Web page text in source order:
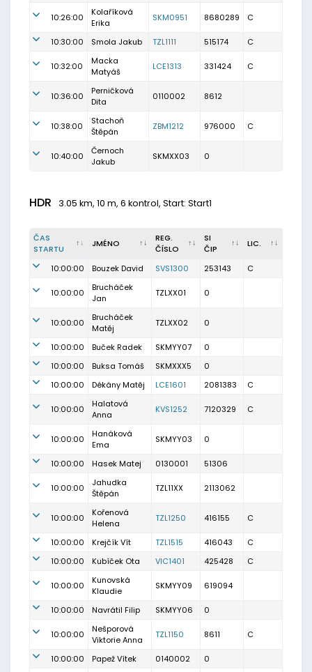
10:26:00
Kolaříková
Erika
SKM0951 8680289 C
10:30:00 Smola Jakub TZL1111 515174 C
10:32:00
Macka
Matyáš
LCE1313 331424 C
10:36:00
Perničková
Dita
0110002 8612
10:38:00
Stachoň
Štěpán
ZBM1212 976000 C
10:40:00
Černoch
Jakub
SKMXX03 0
HDR 3.05 km, 10 m, 6 kontrol, Start: Start1
ČAS
STARTU
JMÉNO
REG.
ČÍSLO
SI
ČIP
LIC.
10:00:00 Bouzek David SVS1300 253143 C
10:00:00
Brucháček
Jan
TZLXX01 0
10:00:00
Brucháček
Matěj
TZLXX02 0
10:00:00 Buček Radek SKMYY07
0
10:00:00
Buksa Tomáš SKMXXX5
0
10:00:00
Dékány Matěj LCE1601 2081383 C
10:00:00
Halatová
Anna
KVS1252 7120329 C
10:00:00
Hanáková
Ema
SKMYY03 0
10:00:00 Hasek Matej 0130001 51306
10:00:00
Jahudka
Štěpán
TZL11XX 2113062
10:00:00
Kořenová
Helena
TZL1250 416155 C
10:00:00 Krejčík Vít TZL1515 416043
C
10:00:00
Kubíček Ota VIC1401 425428 C
10:00:00
Kunovská
Klaudie
SKMYY09 619094
10:00:00 Navrátil Filip SKMYY06 0
10:00:00
Nešporová
Viktorie Anna
TZL1150 8611 C
10:00:00 Papež Vítek 0140002 0